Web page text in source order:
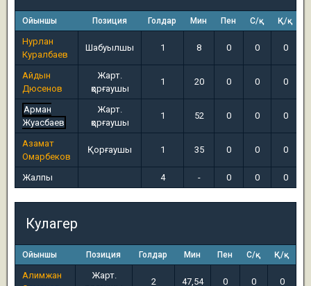
Ойыншы Позиция Голдар Мин Пен С/қ Қ/қ
Нурлан
Куралбаев
Шабуылшы 1 8 0 0 0
Айдын
Дюсенов
Жарт.
қорғаушы
1 20 0 0 0
Арман
Жуасбаев
Жарт.
қорғаушы
1 52 0 0 0
Азамат
Омарбеков
Қорғаушы 1 35 0 0 0
Жалпы 4 - 0 0 0
Кулагер
Ойыншы Позиция Голдар Мин Пен С/қ Қ/қ
Алимжан
Жарт.
2 47,54 0 0 0